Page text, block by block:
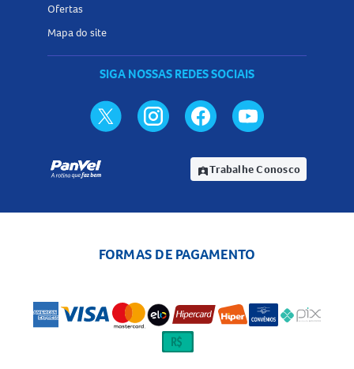
Ofertas
Mapa do site
SIGA NOSSAS REDES SOCIAIS
assignment_indTrabalhe Conosco
FORMAS DE PAGAMENTO